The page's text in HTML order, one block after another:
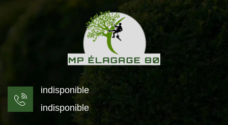
indisponible
indisponible